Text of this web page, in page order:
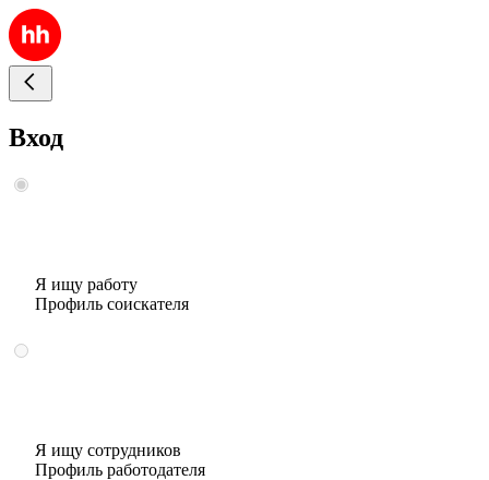
Вход
Я ищу работу
Профиль соискателя
Я ищу сотрудников
Профиль работодателя